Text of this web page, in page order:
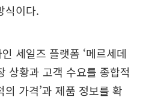
식이다.
세일즈 플랫폼 ‘메르세데
상황과 고객 수요를 종합적
의 가격’과 제품 정보를 확